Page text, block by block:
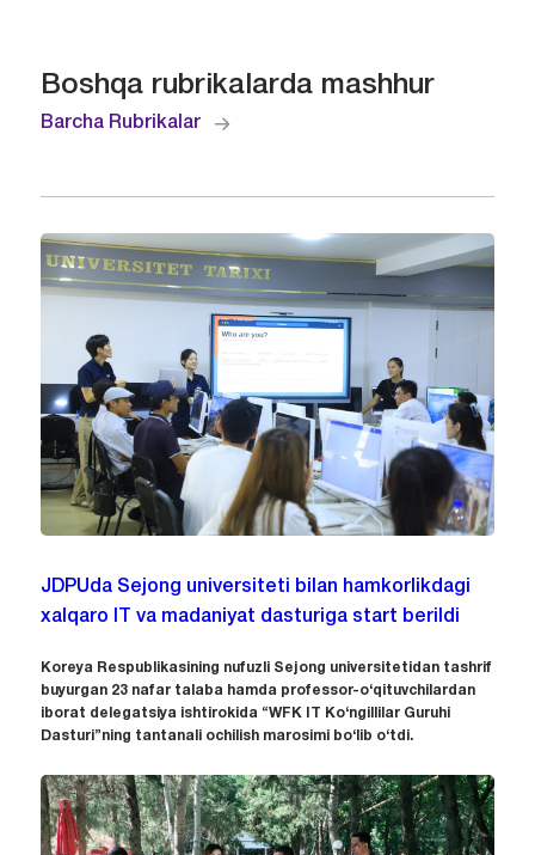
Boshqa rubrikalarda mashhur
Barcha Rubrikalar
JDPUda Sejong universiteti bilan hamkorlikdagi
xalqaro IT va madaniyat dasturiga start berildi
Koreya Respublikasining nufuzli Sejong universitetidan tashrif
buyurgan 23 nafar talaba hamda professor-o‘qituvchilardan
iborat delegatsiya ishtirokida “WFK IT Ko‘ngillilar Guruhi
Dasturi”ning tantanali ochilish marosimi bo‘lib o‘tdi.